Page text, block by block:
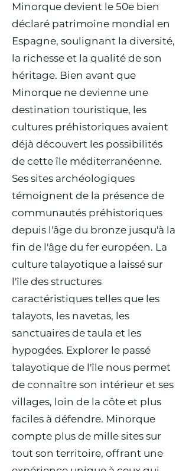
Minorque devient le 50e bien
déclaré patrimoine mondial en
Espagne, soulignant la diversité,
la richesse et la qualité de son
héritage. Bien avant que
Minorque ne devienne une
destination touristique, les
cultures préhistoriques avaient
déjà découvert les possibilités
de cette île méditerranéenne.
Ses sites archéologiques
témoignent de la présence de
communautés préhistoriques
depuis l'âge du bronze jusqu'à la
fin de l'âge du fer européen. La
culture talayotique a laissé sur
l'île des structures
caractéristiques telles que les
talayots, les navetas, les
sanctuaires de taula et les
hypogées. Explorer le passé
talayotique de l'île nous permet
de connaître son intérieur et ses
villages, loin de la côte et plus
faciles à défendre. Minorque
compte plus de mille sites sur
tout son territoire, offrant une